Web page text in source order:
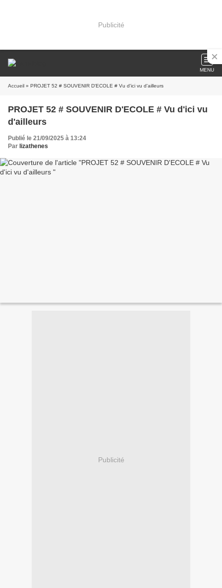
Publicité
MENU
Accueil » PROJET 52 # SOUVENIR D'ECOLE # Vu d'ici vu d'ailleurs
PROJET 52 # SOUVENIR D'ECOLE # Vu d'ici vu
d'ailleurs
Publié le 21/09/2025 à 13:24
Par lizathenes
Publicité